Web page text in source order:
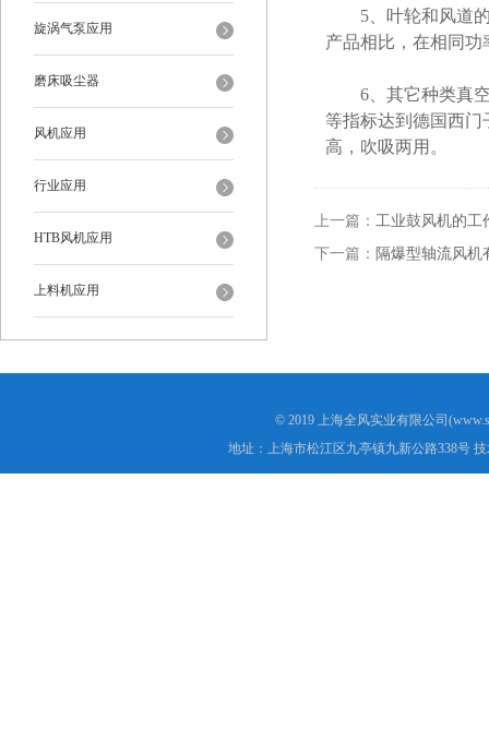
旋涡气泵应用
磨床吸尘器
风机应用
行业应用
HTB风机应用
上料机应用
5、叶轮和风道的
产品相比，在相同功
6、其它种类真空
等指标达到德国西
高，吹吸两用。
上一篇： 工业鼓风机的工
下一篇： 隔爆型轴流风机
© 2019 上海全风实业有限公司
地址：上海市松江区九亭镇九新公路338号